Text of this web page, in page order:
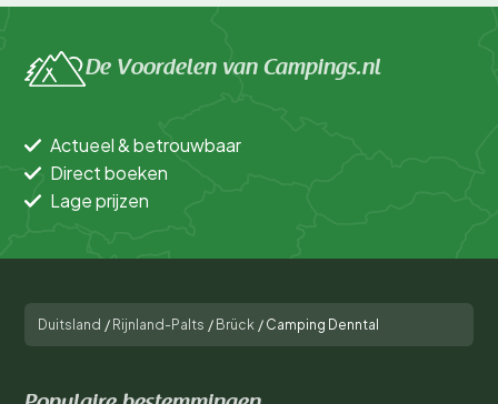
De Voordelen van Campings.nl
Actueel & betrouwbaar
Direct boeken
Lage prijzen
Duitsland / Rijnland-Palts / Brück / Camping Denntal